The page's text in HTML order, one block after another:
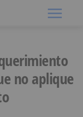
no aplique